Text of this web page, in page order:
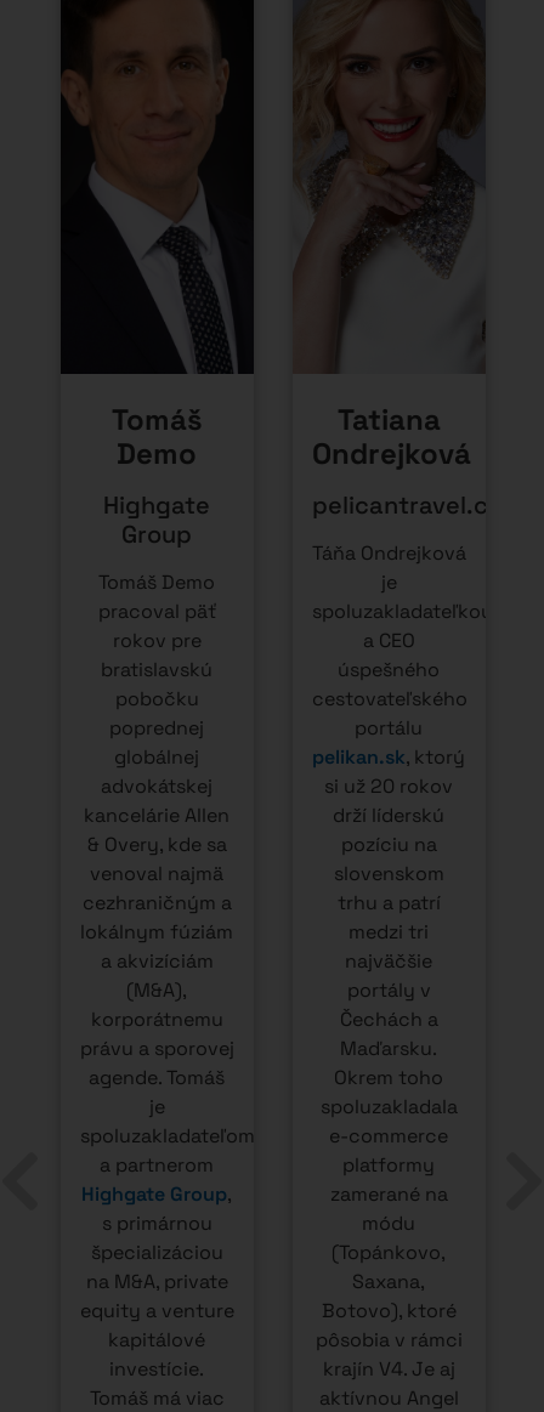
Tomáš
Demo
Highgate
Group
Tomáš Demo
pracoval päť
rokov pre
bratislavskú
pobočku
poprednej
globálnej
advokátskej
kancelárie Allen
& Overy, kde sa
venoval najmä
cezhraničným a
lokálnym fúziám
a akvizíciám
(M&A),
korporátnemu
právu a sporovej
agende. Tomáš
je
spoluzakladateľom
a partnerom
Highgate Group,
s primárnou
špecializáciou
na M&A, private
equity a venture
kapitálové
investície.
Tomáš má viac
Tatiana
Ondrejková
pelicantravel.com
Táňa Ondrejková
je
spoluzakladateľkou
a CEO
úspešného
cestovateľského
portálu
pelikan.sk, ktorý
si už 20 rokov
drží líderskú
pozíciu na
slovenskom
trhu a patrí
medzi tri
najväčšie
portály v
Čechách a
Maďarsku.
Okrem toho
spoluzakladala
e-commerce
platformy
zamerané na
módu
(Topánkovo,
Saxana,
Botovo), ktoré
pôsobia v rámci
krajín V4. Je aj
aktívnou Angel